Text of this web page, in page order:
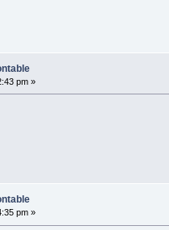
pm »
pm »